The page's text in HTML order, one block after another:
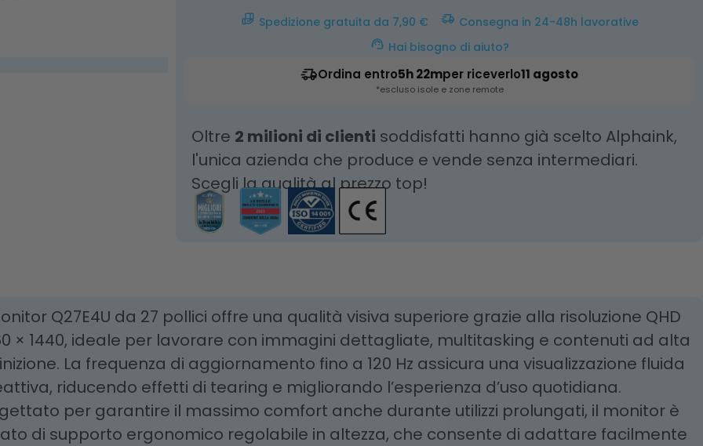
Spedizione gratuita da 7,90 €
Consegna in 24-48h lavorative
Hai bisogno di aiuto?
Ordina entro5h 22mper riceverlo11 agosto
*escluso isole e zone remote
Oltre 2 milioni di clienti soddisfatti hanno già scelto Alphaink,
l'unica azienda che produce e vende senza intermediari.
Scegli la qualità al prezzo top!
Q27E4U da 27 pollici offre una qualità visiva superiore grazie alla risoluzione QHD
× 1440, ideale per lavorare con immagini dettagliate, multitasking e contenuti ad alta
La frequenza di aggiornamento fino a 120 Hz assicura una visualizzazione fluida
riducendo effetti di tearing e migliorando l’esperienza d’uso quotidiana.
per garantire il massimo comfort anche durante utilizzi prolungati, il monitor è
di supporto ergonomico regolabile in altezza, che consente di adattare facilmente